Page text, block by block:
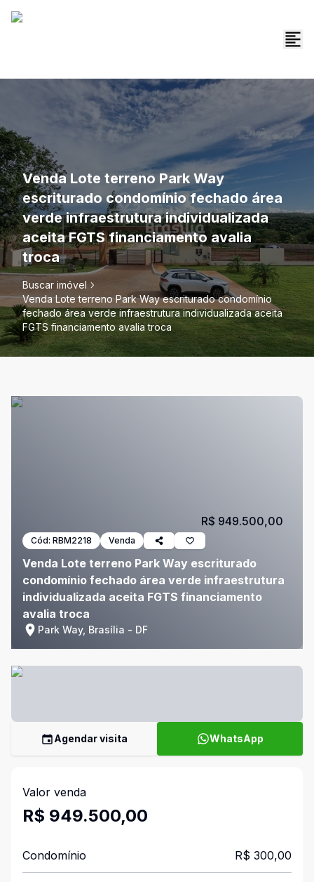
Venda Lote terreno Park Way
escriturado condomínio fechado área
verde infraestrutura individualizada
aceita FGTS financiamento avalia
troca
Buscar imóvel
Venda Lote terreno Park Way escriturado condomínio
fechado área verde infraestrutura individualizada aceita
FGTS financiamento avalia troca
Cód: RBM2218 Venda
Venda Lote terreno Park Way escriturado
condomínio fechado área verde infraestrutura
individualizada aceita FGTS financiamento
avalia troca
Park Way, Brasília - DF
R$ 949.500,00
Agendar visita WhatsApp
Valor venda
R$ 949.500,00
Condomínio R$ 300,00